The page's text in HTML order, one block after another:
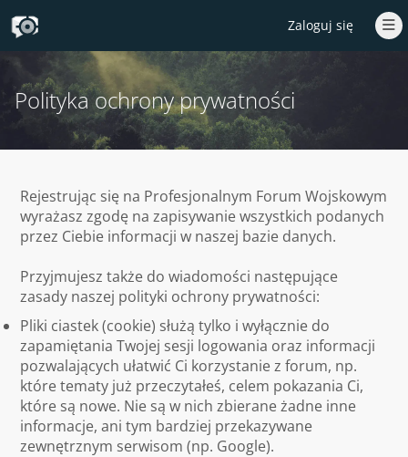
Zaloguj się
Polityka ochrony prywatności
Rejestrując się na Profesjonalnym Forum Wojskowym
wyrażasz zgodę na zapisywanie wszystkich podanych
przez Ciebie informacji w naszej bazie danych.
Przyjmujesz także do wiadomości następujące
zasady naszej polityki ochrony prywatności:
Pliki ciastek (cookie) służą tylko i wyłącznie do
zapamiętania Twojej sesji logowania oraz informacji
pozwalających ułatwić Ci korzystanie z forum, np.
które tematy już przeczytałeś, celem pokazania Ci,
które są nowe. Nie są w nich zbierane żadne inne
informacje, ani tym bardziej przekazywane
zewnętrznym serwisom (np. Google).